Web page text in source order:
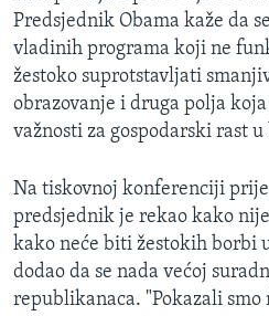
Predsjednik Obama kaže da
vladinih programa koji ne
žestoko suprotstavljati
obrazovanje i druga polja
važnosti za gospodarski rast
Na tiskovnoj konferenciji
predsjednik je rekao kako
kako neće biti žestokih borbi
dodao da se nada većoj
republikanaca. "Pokazali smo